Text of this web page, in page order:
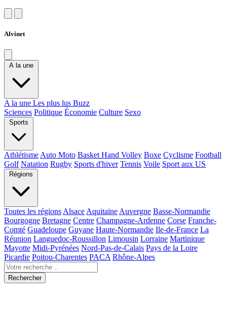
Alvinet
A la une
A la une Les plus lus Buzz
Sciences Politique Économie Culture Sexo
Sports
Athlétisme Auto Moto Basket Hand Volley Boxe Cyclisme Football
Golf Natation Rugby Sports d'hiver Tennis Voile Sport aux US
Régions
Toutes les régions Alsace Aquitaine Auvergne Basse-Normandie
Bourgogne Bretagne Centre Champagne-Ardenne Corse Franche-
Comté Guadeloupe Guyane Haute-Normandie Ile-de-France La
Réunion Languedoc-Roussillon Limousin Lorraine Martinique
Mayotte Midi-Pyrénées Nord-Pas-de-Calais Pays de la Loire
Picardie Poitou-Charentes PACA Rhône-Alpes
Rechercher